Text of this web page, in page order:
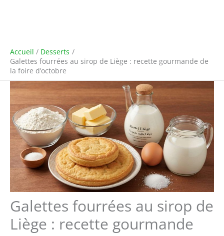
Accueil
Desserts
Galettes fourrées au sirop de Liège : recette gourmande de
la foire d’octobre
Galettes fourrées au sirop de
Liège : recette gourmande